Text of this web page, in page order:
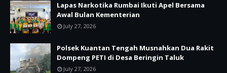
Lapas Narkotika Rumbai Ikuti Apel Bersama
Awal Bulan Kementerian
July 27, 2026
Polsek Kuantan Tengah Musnahkan Dua Rakit
Dompeng PETI di Desa Beringin Taluk
July 27, 2026